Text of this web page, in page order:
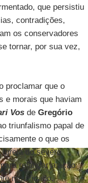
que persistiu
contradições,
os conservadores
tornar, por sua vez,
proclamar que o
e morais que haviam
Vosde Gregório
triunfalismo papal de
o que os
do severo
relançar a ação
modificado.